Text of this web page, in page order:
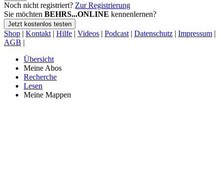
Noch nicht registriert? Zur Registrierung
Sie möchten BEHRS...ONLINE kennenlernen?
Jetzt kostenlos testen
Shop | Kontakt | Hilfe | Videos | Podcast | Datenschutz | Impressum |
AGB |
Übersicht
Meine Abos
Recherche
Lesen
Meine Mappen